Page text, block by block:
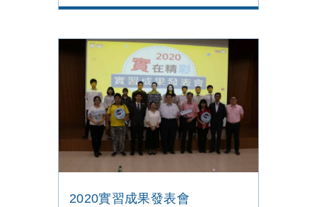
2020實習成果發表會